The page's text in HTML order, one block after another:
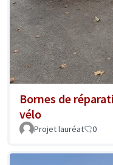
Bornes de
vélo
Projet lauréat 0